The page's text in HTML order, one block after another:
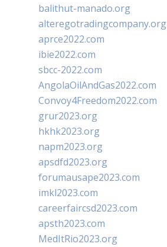
balithut-manado.org
alteregotradingcompany.org
aprce2022.com
ibie2022.com
sbcc-2022.com
AngolaOilAndGas2022.com
Convoy4Freedom2022.com
grur2023.org
hkhk2023.org
napm2023.org
apsdfd2023.org
forumausape2023.com
imkl2023.com
careerfaircsd2023.com
apsth2023.com
MedItRio2023.org